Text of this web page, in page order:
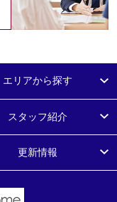
エリアから探す
スタッフ紹介
更新情報